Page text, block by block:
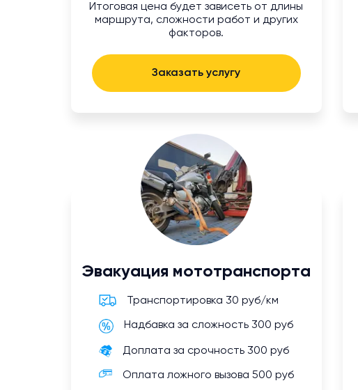
Итоговая цена будет зависеть от длины
маршрута, сложности работ и других
факторов.
Заказать услугу
Эвакуация мототранспорта
Транспортировка 30 руб/км
Надбавка за сложность 300 руб
Доплата за срочность 300 руб
Оплата ложного вызова 500 руб